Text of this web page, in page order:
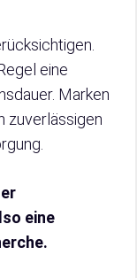
eine
Marken
zuverlässigen
eine